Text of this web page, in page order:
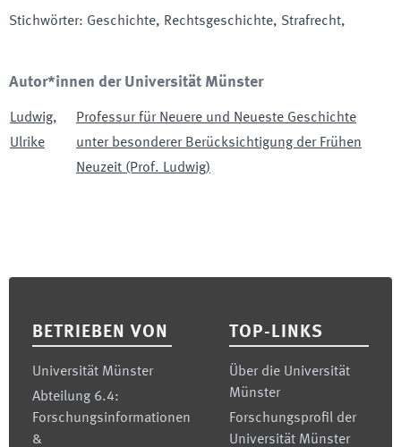
Stichwörter: Geschichte, Rechtsgeschichte, Strafrecht,
Autor*innen der Universität Münster
Ludwig,
Ulrike
Professur für Neuere und Neueste Geschichte
unter besonderer Berücksichtigung der Frühen
Neuzeit (Prof. Ludwig)
BETRIEBEN VON
Universität Münster
Abteilung 6.4:
Forschungsinformationen
&
TOP-LINKS
Über die Universität
Münster
Forschungsprofil der
Universität Münster